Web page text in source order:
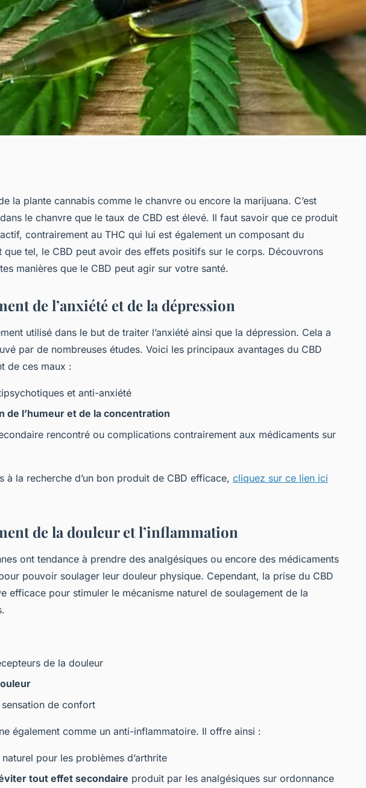
CBD pour
la plante cannabis comme le chanvre ou encore la marijuana. C’est
le chanvre que le taux de CBD est élevé. Il faut savoir que ce produit
contrairement au THC qui lui est également un composant du
que tel, le CBD peut avoir des effets positifs sur le corps. Découvrons
manières que le CBD peut agir sur votre santé.
de l’anxiété et de la dépression
utilisé dans le but de traiter l’anxiété ainsi que la dépression. Cela a
par de nombreuses études. Voici les principaux avantages du CBD
de ces maux :
et anti-anxiété
de l’humeur et de la concentration
rencontré ou complications contrairement aux médicaments sur
à la recherche d’un bon produit de CBD efficace, cliquez sur ce lien ici
de la douleur et l’inflammation
ont tendance à prendre des analgésiques ou encore des médicaments
pouvoir soulager leur douleur physique. Cependant, la prise du CBD
efficace pour stimuler le mécanisme naturel de soulagement de la
de la douleur
de confort
également comme un anti-inflammatoire. Il offre ainsi :
pour les problèmes d’arthrite
tout effet secondaire produit par les analgésiques sur ordonnance